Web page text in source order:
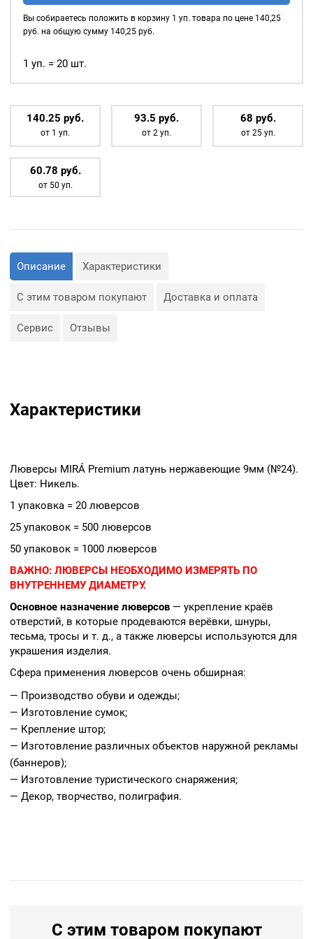
ДИАМЕТРУ.
Основное назначение
краёв отверстий, в которые
д., а также люверсы
используются для
украшения изделия.
Сфера применения
люверсов очень обширная:
— Производство обуви и
объектов наружной
рекламы (баннеров);
— Изготовление
туристического
снаряжения;
— Декор, творчество,
MIRÁ
латунь,
Вы собираетесь положить в корзину 1 уп. товара по цене 140,25
руб. на общую сумму 140,25руб.
1 уп. = 20 шт.
140.25 руб.
от 1 уп.
93.5 руб.
от 2 уп.
68 руб.
от 25 уп.
60.78 руб.
от 50 уп.
Описание Характеристики
С этим товаром покупают Доставка и оплата
Сервис Отзывы
Характеристики
Люверсы MIRÁ Premium латунь нержавеющие 9мм (№24).
Цвет: Никель.
1 упаковка = 20 люверсов
25 упаковок = 500 люверсов
50 упаковок = 1000 люверсов
ВАЖНО: ЛЮВЕРСЫ НЕОБХОДИМО ИЗМЕРЯТЬ ПО
ВНУТРЕННЕМУ ДИАМЕТРУ.
Основное назначение люверсов — укрепление краёв
отверстий, в которые продеваются верёвки, шнуры,
тесьма, тросы и т. д., а также люверсы используются для
украшения изделия.
Сфера применения люверсов очень обширная:
— Производство обуви и одежды;
— Изготовление сумок;
— Крепление штор;
— Изготовление различных объектов наружной рекламы
(баннеров);
— Изготовление туристического снаряжения;
— Декор, творчество, полиграфия.
С этим товаром покупают